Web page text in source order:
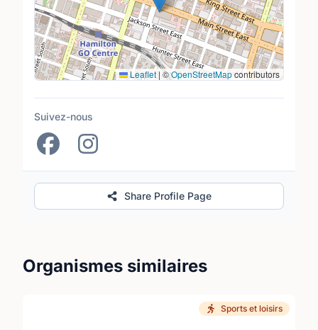
Leaflet |©OpenStreetMapcontributors
Suivez-nous
Share Profile Page
Organismes similaires
Sports et loisirs